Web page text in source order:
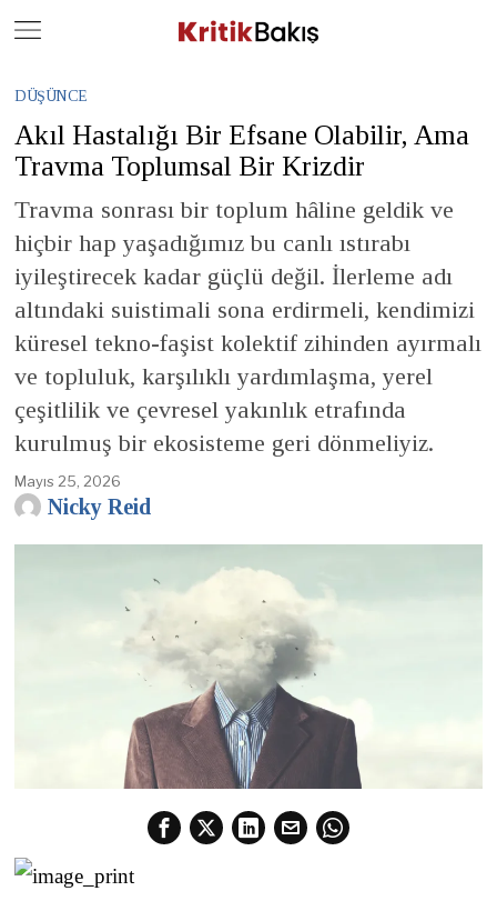
DÜŞÜNCE
Akıl Hastalığı Bir Efsane Olabilir, Ama
Travma Toplumsal Bir Krizdir
Travma sonrası bir toplum hâline geldik ve
hiçbir hap yaşadığımız bu canlı ıstırabı
iyileştirecek kadar güçlü değil. İlerleme adı
altındaki suistimali sona erdirmeli, kendimizi
küresel tekno-faşist kolektif zihinden ayırmalı
ve topluluk, karşılıklı yardımlaşma, yerel
çeşitlilik ve çevresel yakınlık etrafında
kurulmuş bir ekosisteme geri dönmeliyiz.
Mayıs 25, 2026
Nicky Reid